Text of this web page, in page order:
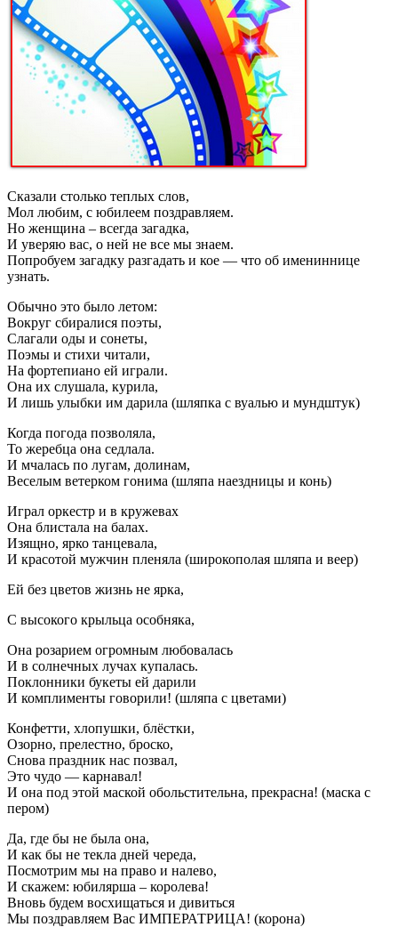
Сказали столько теплых слов,
Мол любим, с юбилеем поздравляем.
Но женщина – всегда загадка,
И уверяю вас, о ней не все мы знаем.
Попробуем загадку разгадать и кое — что об имениннице
узнать.
Обычно это было летом:
Вокруг сбиралися поэты,
Слагали оды и сонеты,
Поэмы и стихи читали,
На фортепиано ей играли.
Она их слушала, курила,
И лишь улыбки им дарила (шляпка с вуалью и мундштук)
Когда погода позволяла,
То жеребца она седлала.
И мчалась по лугам, долинам,
Веселым ветерком гонима (шляпа наездницы и конь)
Играл оркестр и в кружевах
Она блистала на балах.
Изящно, ярко танцевала,
И красотой мужчин пленяла (широкополая шляпа и веер)
Ей без цветов жизнь не ярка,
С высокого крыльца особняка,
Она розарием огромным любовалась
И в солнечных лучах купалась.
Поклонники букеты ей дарили
И комплименты говорили! (шляпа с цветами)
Конфетти, хлопушки, блёстки,
Озорно, прелестно, броско,
Снова праздник нас позвал,
Это чудо — карнавал!
И она под этой маской обольстительна, прекрасна! (маска с
пером)
Да, где бы не была она,
И как бы не текла дней череда,
Посмотрим мы на право и налево,
И скажем: юбилярша – королева!
Вновь будем восхищаться и дивиться
Мы поздравляем Вас ИМПЕРАТРИЦА! (корона)